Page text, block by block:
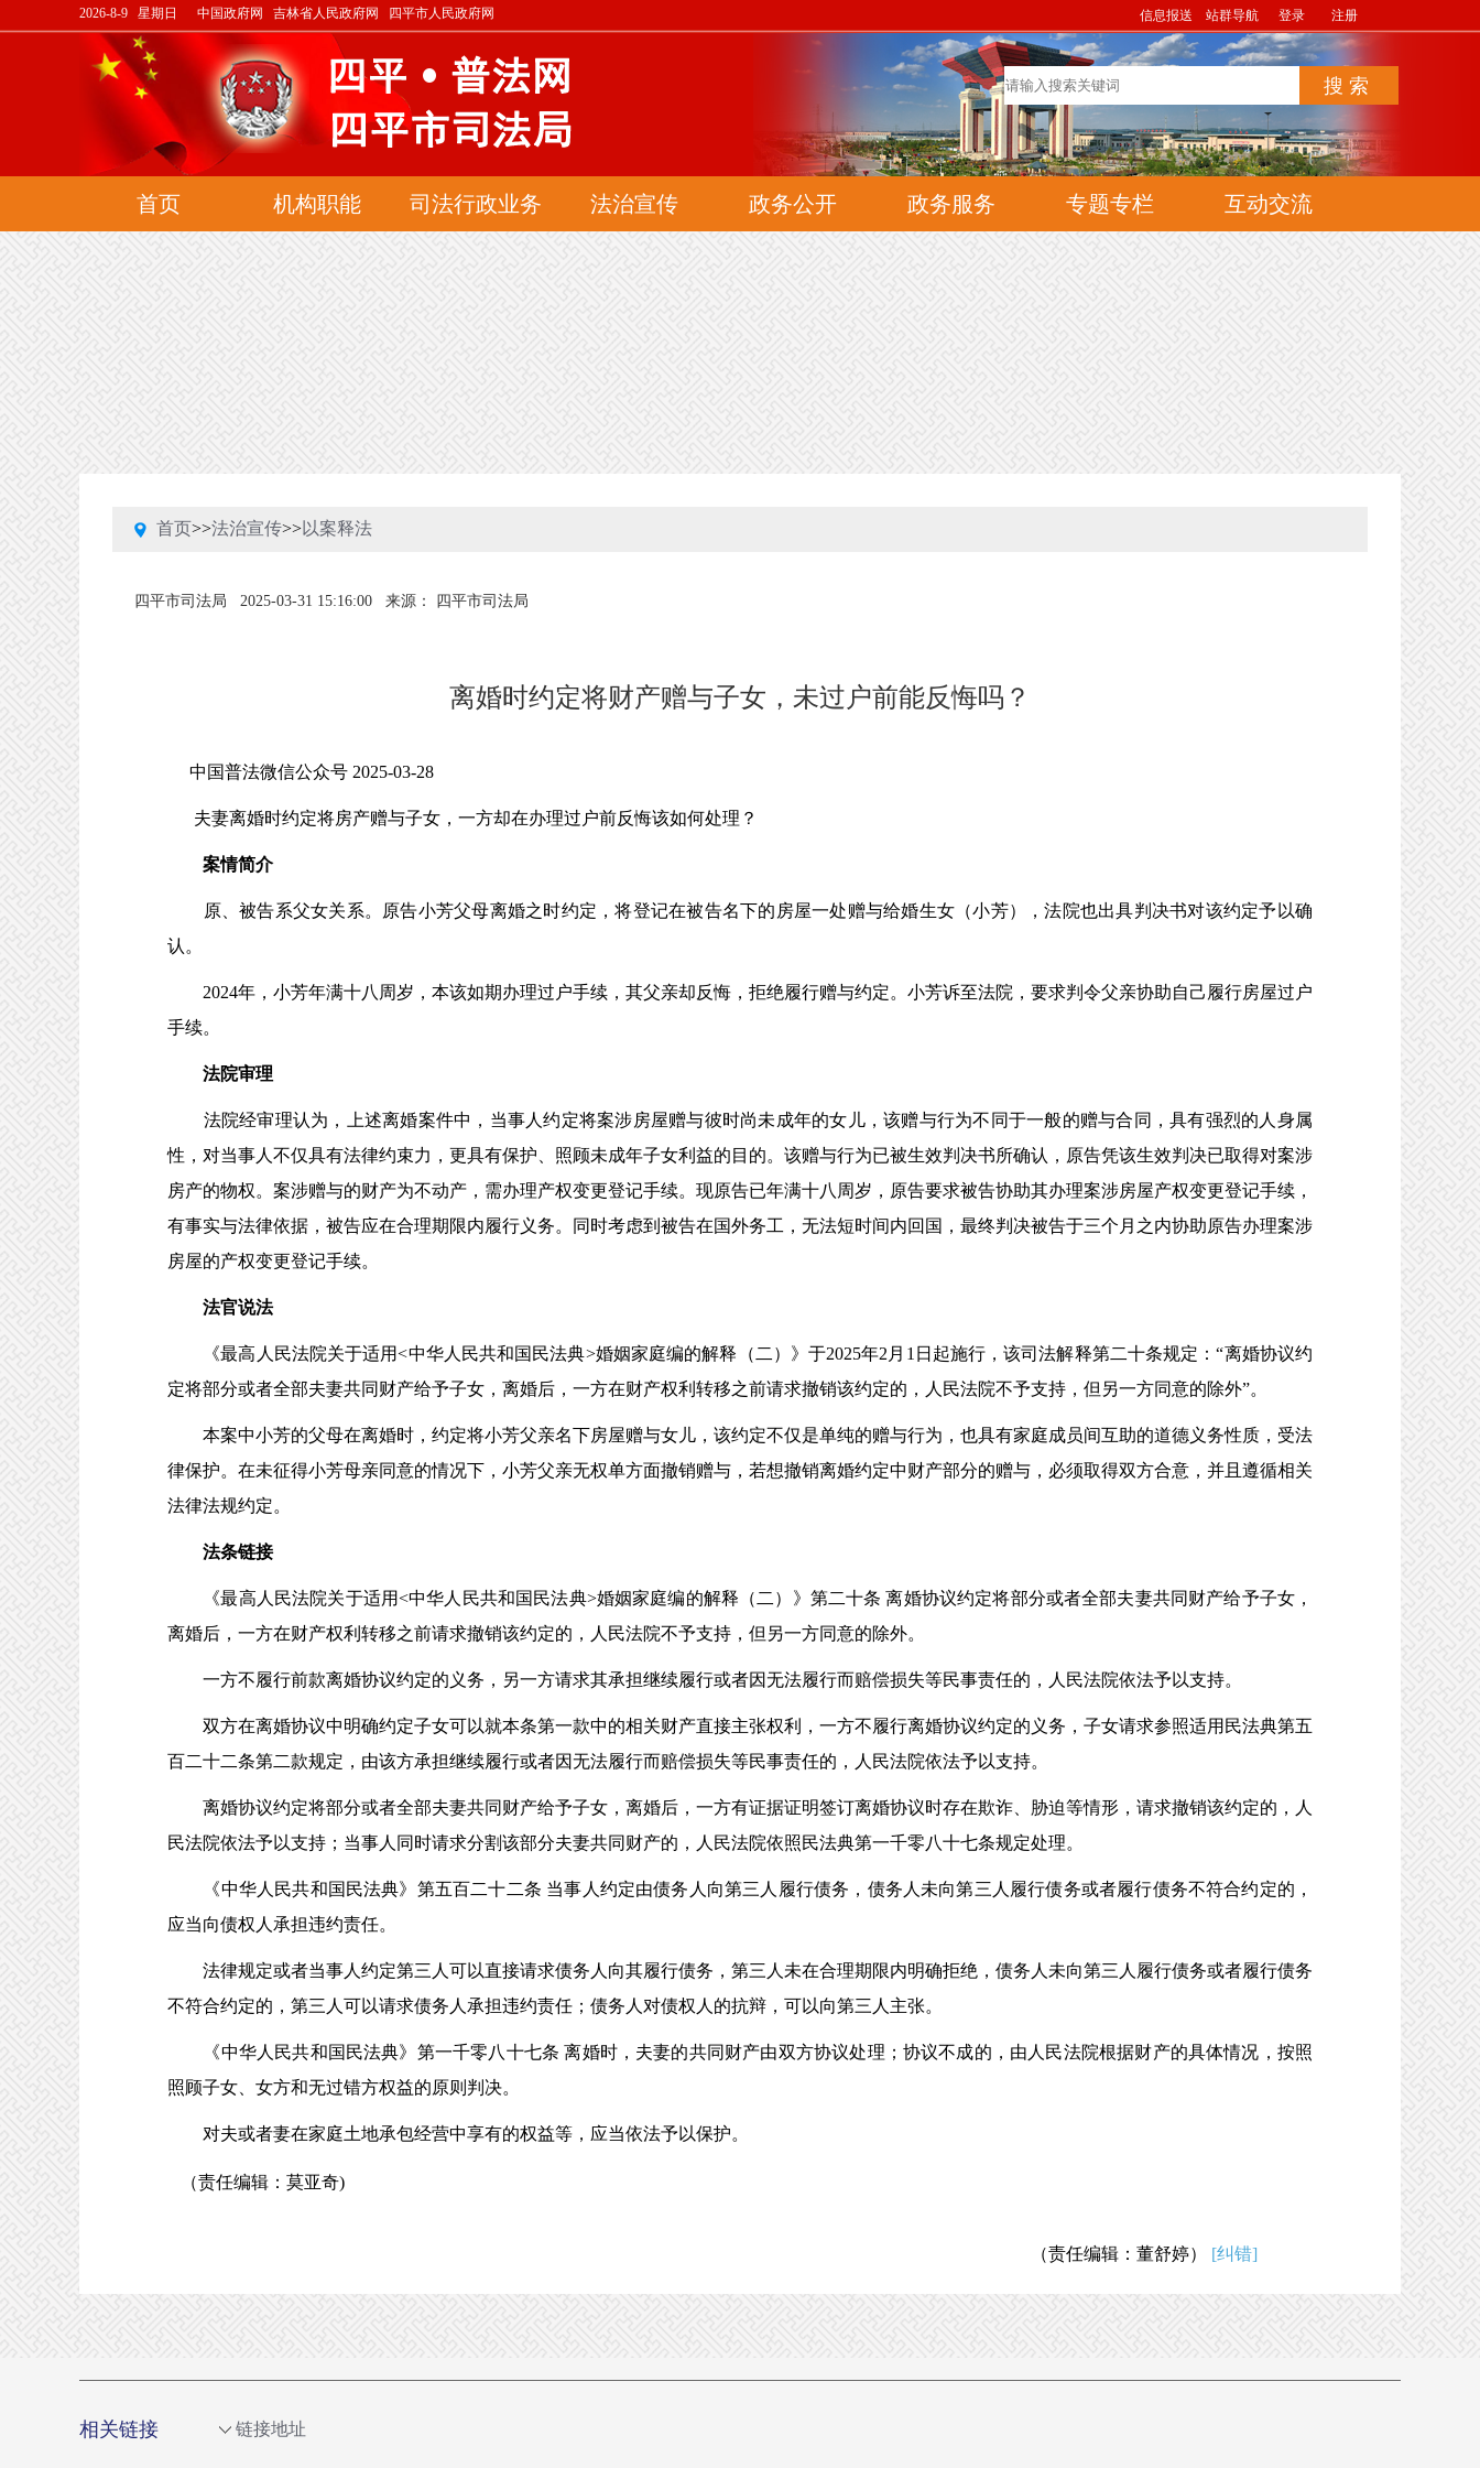
2026-8-9 星期日 中国政府网 吉林省人民政府网 四平市人民政府网 信息报送 站群导航 登录 注册
首页 机构职能 司法行政业务 法治宣传 政务公开 政务服务 专题专栏 互动交流
首页>>法治宣传>>以案释法
四平市司法局 2025-03-31 15:16:00 来源： 四平市司法局
离婚时约定将财产赠与子女，未过户前能反悔吗？
中国普法微信公众号 2025-03-28
夫妻离婚时约定将房产赠与子女，一方却在办理过户前反悔该如何处理？
案情简介
原、被告系父女关系。原告小芳父母离婚之时约定，将登记在被告名下的房屋一处赠与给婚生女（小芳），法院也出具判决书对该约定予以确
认。
2024年，小芳年满十八周岁，本该如期办理过户手续，其父亲却反悔，拒绝履行赠与约定。小芳诉至法院，要求判令父亲协助自己履行房屋过户
手续。
法院审理
法院经审理认为，上述离婚案件中，当事人约定将案涉房屋赠与彼时尚未成年的女儿，该赠与行为不同于一般的赠与合同，具有强烈的人身属
性，对当事人不仅具有法律约束力，更具有保护、照顾未成年子女利益的目的。该赠与行为已被生效判决书所确认，原告凭该生效判决已取得对案涉
房产的物权。案涉赠与的财产为不动产，需办理产权变更登记手续。现原告已年满十八周岁，原告要求被告协助其办理案涉房屋产权变更登记手续，
有事实与法律依据，被告应在合理期限内履行义务。同时考虑到被告在国外务工，无法短时间内回国，最终判决被告于三个月之内协助原告办理案涉
房屋的产权变更登记手续。
法官说法
《最高人民法院关于适用<中华人民共和国民法典>婚姻家庭编的解释（二）》于2025年2月1日起施行，该司法解释第二十条规定：“离婚协议约
定将部分或者全部夫妻共同财产给予子女，离婚后，一方在财产权利转移之前请求撤销该约定的，人民法院不予支持，但另一方同意的除外”。
本案中小芳的父母在离婚时，约定将小芳父亲名下房屋赠与女儿，该约定不仅是单纯的赠与行为，也具有家庭成员间互助的道德义务性质，受法
律保护。在未征得小芳母亲同意的情况下，小芳父亲无权单方面撤销赠与，若想撤销离婚约定中财产部分的赠与，必须取得双方合意，并且遵循相关
法律法规约定。
法条链接
《最高人民法院关于适用<中华人民共和国民法典>婚姻家庭编的解释（二）》第二十条 离婚协议约定将部分或者全部夫妻共同财产给予子女，
离婚后，一方在财产权利转移之前请求撤销该约定的，人民法院不予支持，但另一方同意的除外。
一方不履行前款离婚协议约定的义务，另一方请求其承担继续履行或者因无法履行而赔偿损失等民事责任的，人民法院依法予以支持。
双方在离婚协议中明确约定子女可以就本条第一款中的相关财产直接主张权利，一方不履行离婚协议约定的义务，子女请求参照适用民法典第五
百二十二条第二款规定，由该方承担继续履行或者因无法履行而赔偿损失等民事责任的，人民法院依法予以支持。
离婚协议约定将部分或者全部夫妻共同财产给予子女，离婚后，一方有证据证明签订离婚协议时存在欺诈、胁迫等情形，请求撤销该约定的，人
民法院依法予以支持；当事人同时请求分割该部分夫妻共同财产的，人民法院依照民法典第一千零八十七条规定处理。
《中华人民共和国民法典》第五百二十二条 当事人约定由债务人向第三人履行债务，债务人未向第三人履行债务或者履行债务不符合约定的，
应当向债权人承担违约责任。
法律规定或者当事人约定第三人可以直接请求债务人向其履行债务，第三人未在合理期限内明确拒绝，债务人未向第三人履行债务或者履行债务
不符合约定的，第三人可以请求债务人承担违约责任；债务人对债权人的抗辩，可以向第三人主张。
《中华人民共和国民法典》第一千零八十七条 离婚时，夫妻的共同财产由双方协议处理；协议不成的，由人民法院根据财产的具体情况，按照
照顾子女、女方和无过错方权益的原则判决。
对夫或者妻在家庭土地承包经营中享有的权益等，应当依法予以保护。
（责任编辑：莫亚奇)
（责任编辑：董舒婷） [纠错]
相关链接 链接地址